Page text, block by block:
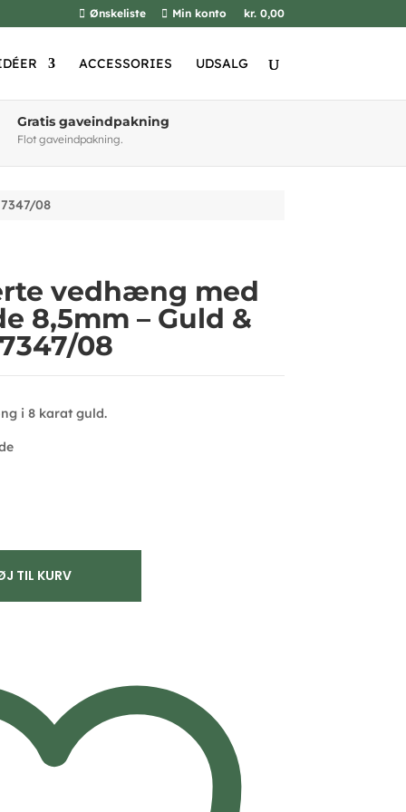
Ønskeliste Min konto kr. 0,00
ACCESSORIES UDSALG
Gratis gaveindpakning
Flot gaveindpakning.
08
vedhæng med
8,5mm – Guld &
08
i 8 karat guld.
TIL KURV